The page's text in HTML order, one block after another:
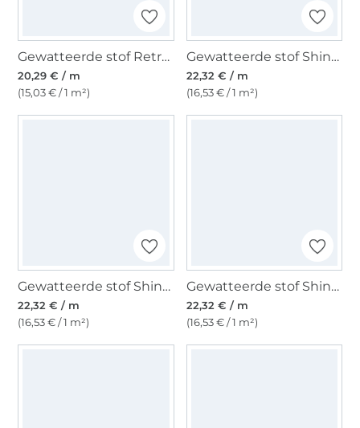
Gewatteerde stof Retro Design, vanille
20,29 € / m
(15,03 € / 1 m²)
Gewatteerde stof Shiny Diamonds, koperkleurig
22,32 € / m
(16,53 € / 1 m²)
Gewatteerde stof Shiny Diamonds, zwart
22,32 € / m
(16,53 € / 1 m²)
Gewatteerde stof Shiny Diamonds, zilverkleurig
22,32 € / m
(16,53 € / 1 m²)